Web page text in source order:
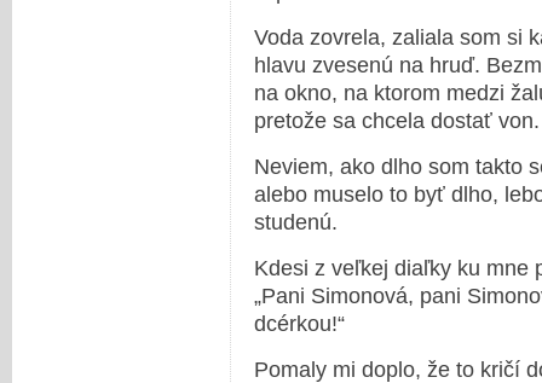
Voda zovrela, zaliala som si
hlavu zvesenú na hruď.
na okno, na ktorom medzi
pretože sa chcela dostať von.
Neviem, ako dlho som takto
alebo muselo to byť dlho,
studenú.
Kdesi z veľkej diaľky ku mne
„Pani Simonová, pani
dcérkou!“
Pomaly mi doplo, že to kričí